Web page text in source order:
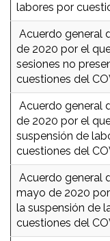
labores por
Acuerdo general
de 2020 por el
sesiones no
cuestiones del
Acuerdo general
de 2020 por el
suspensión de
cuestiones del
Acuerdo general
mayo de 2020
la suspensión de
cuestiones del